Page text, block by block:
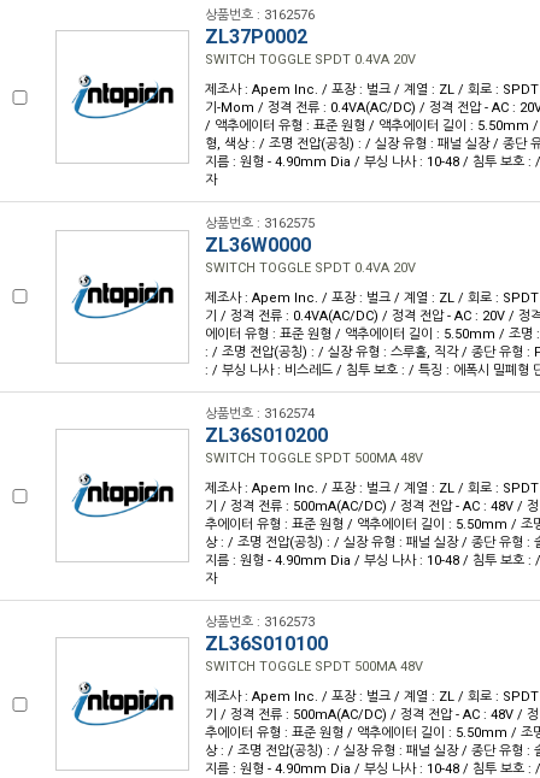
상품번호 : 3162576
ZL37P0002
SWITCH TOGGLE SPDT 0.4VA 20V
제조사 : Apem Inc. / 포장 : 벌크 / 계열 : ZL / 회로 :
기-Mom / 정격 전류 : 0.4VA(AC/DC) / 정격 전압 - AC :
/ 액추에이터 유형 : 표준 원형 / 액추에이터 길이 : 5.50mm
형, 색상 : / 조명 전압(공칭) : / 실장 유형 : 패널 실장 / 종단
지름 : 원형 - 4.90mm Dia / 부싱 나사 : 10-48 / 침투 보호 :
자
상품번호 : 3162575
ZL36W0000
SWITCH TOGGLE SPDT 0.4VA 20V
제조사 : Apem Inc. / 포장 : 벌크 / 계열 : ZL / 회로 : SPDT
기 / 정격 전류 : 0.4VA(AC/DC) / 정격 전압 - AC : 20V / 정
에이터 유형 : 표준 원형 / 액추에이터 길이 : 5.50mm / 조명
: / 조명 전압(공칭) : / 실장 유형 : 스루홀, 직각 / 종단 유형 :
: / 부싱 나사 : 비스레드 / 침투 보호 : / 특징 : 에폭시 밀폐형
상품번호 : 3162574
ZL36S010200
SWITCH TOGGLE SPDT 500MA 48V
제조사 : Apem Inc. / 포장 : 벌크 / 계열 : ZL / 회로 : SPDT
기 / 정격 전류 : 500mA(AC/DC) / 정격 전압 - AC : 48V /
추에이터 유형 : 표준 원형 / 액추에이터 길이 : 5.50mm / 조
상 : / 조명 전압(공칭) : / 실장 유형 : 패널 실장 / 종단 유형 :
지름 : 원형 - 4.90mm Dia / 부싱 나사 : 10-48 / 침투 보호 :
자
상품번호 : 3162573
ZL36S010100
SWITCH TOGGLE SPDT 500MA 48V
제조사 : Apem Inc. / 포장 : 벌크 / 계열 : ZL / 회로 : SPDT
기 / 정격 전류 : 500mA(AC/DC) / 정격 전압 - AC : 48V /
추에이터 유형 : 표준 원형 / 액추에이터 길이 : 5.50mm / 조
상 : / 조명 전압(공칭) : / 실장 유형 : 패널 실장 / 종단 유형 :
지름 : 원형 - 4.90mm Dia / 부싱 나사 : 10-48 / 침투 보호 :